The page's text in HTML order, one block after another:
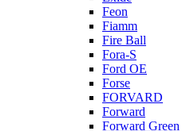
Feon
Fiamm
Fire Ball
Fora-S
Ford OE
Forse
FORVARD
Forward
Forward Green